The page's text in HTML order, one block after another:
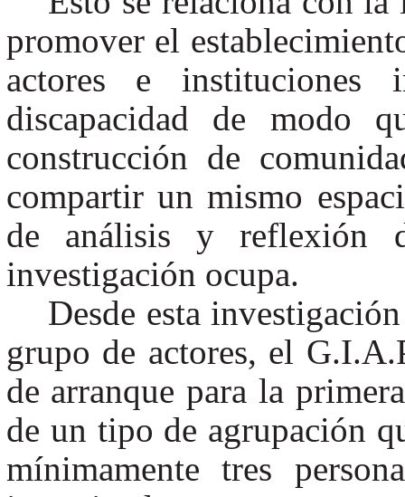
promover el
actores e
discapacidad de modo
construcción de
compartir un mismo
de análisis y reflexión
investigación ocupa.
Desde esta
grupo de actores, el
de arranque para la
de un tipo de agrupación
mínimamente tres